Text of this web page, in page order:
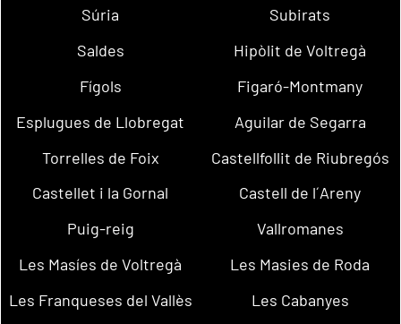
Súria
Subirats
Saldes
Hipòlit de Voltregà
Fígols
Figaró-Montmany
Esplugues de Llobregat
Aguilar de Segarra
Torrelles de Foix
Castellfollit de Riubregós
Castellet i la Gornal
Castell de l´Areny
Puig-reig
Vallromanes
Les Masíes de Voltregà
Les Masies de Roda
Les Franqueses del Vallès
Les Cabanyes